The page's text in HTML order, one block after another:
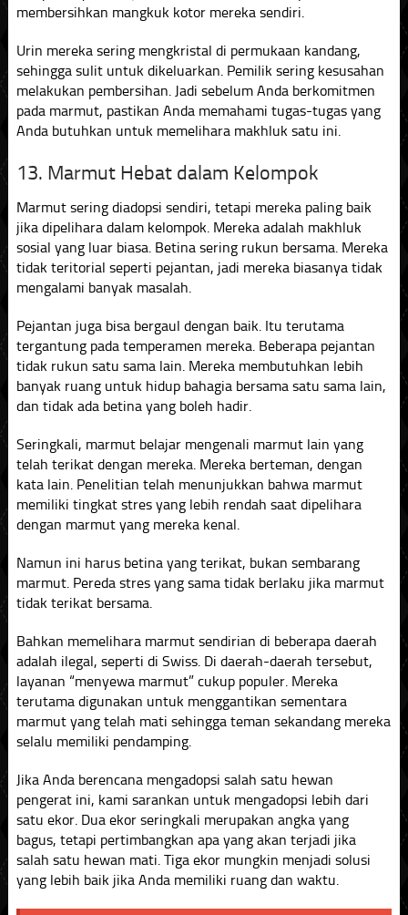
membersihkan mangkuk kotor mereka sendiri.
Urin mereka sering mengkristal di permukaan kandang,
sehingga sulit untuk dikeluarkan. Pemilik sering kesusahan
melakukan pembersihan. Jadi sebelum Anda berkomitmen
pada marmut, pastikan Anda memahami tugas-tugas yang
Anda butuhkan untuk memelihara makhluk satu ini.
13. Marmut Hebat dalam Kelompok
Marmut sering diadopsi sendiri, tetapi mereka paling baik
jika dipelihara dalam kelompok. Mereka adalah makhluk
sosial yang luar biasa. Betina sering rukun bersama. Mereka
tidak teritorial seperti pejantan, jadi mereka biasanya tidak
mengalami banyak masalah.
Pejantan juga bisa bergaul dengan baik. Itu terutama
tergantung pada temperamen mereka. Beberapa pejantan
tidak rukun satu sama lain. Mereka membutuhkan lebih
banyak ruang untuk hidup bahagia bersama satu sama lain,
dan tidak ada betina yang boleh hadir.
Seringkali, marmut belajar mengenali marmut lain yang
telah terikat dengan mereka. Mereka berteman, dengan
kata lain. Penelitian telah menunjukkan bahwa marmut
memiliki tingkat stres yang lebih rendah saat dipelihara
dengan marmut yang mereka kenal.
Namun ini harus betina yang terikat, bukan sembarang
marmut. Pereda stres yang sama tidak berlaku jika marmut
tidak terikat bersama.
Bahkan memelihara marmut sendirian di beberapa daerah
adalah ilegal, seperti di Swiss. Di daerah-daerah tersebut,
layanan “menyewa marmut” cukup populer. Mereka
terutama digunakan untuk menggantikan sementara
marmut yang telah mati sehingga teman sekandang mereka
selalu memiliki pendamping.
Jika Anda berencana mengadopsi salah satu hewan
pengerat ini, kami sarankan untuk mengadopsi lebih dari
satu ekor. Dua ekor seringkali merupakan angka yang
bagus, tetapi pertimbangkan apa yang akan terjadi jika
salah satu hewan mati. Tiga ekor mungkin menjadi solusi
yang lebih baik jika Anda memiliki ruang dan waktu.